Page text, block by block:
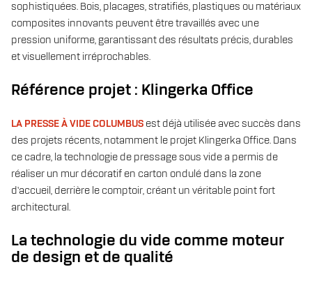
sophistiquées. Bois, placages, stratifiés, plastiques ou matériaux
composites innovants peuvent être travaillés avec une
pression uniforme, garantissant des résultats précis, durables
et visuellement irréprochables.
Référence projet : Klingerka Office
LA PRESSE À VIDE COLUMBUS est déjà utilisée avec succès dans
des projets récents, notamment le projet Klingerka Office. Dans
ce cadre, la technologie de pressage sous vide a permis de
réaliser un mur décoratif en carton ondulé dans la zone
d’accueil, derrière le comptoir, créant un véritable point fort
architectural.
La technologie du vide comme moteur
de design et de qualité